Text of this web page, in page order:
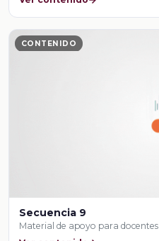
CONTENIDO
Secuencia 9
Material de apoyo para docentes